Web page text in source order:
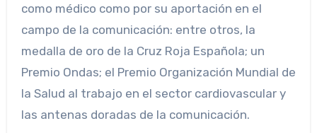
como médico como por su aportación en el
campo de la comunicación: entre otros, la
medalla de oro de la Cruz Roja Española; un
Premio Ondas; el Premio Organización Mundial de
la Salud al trabajo en el sector cardiovascular y
las antenas doradas de la comunicación.